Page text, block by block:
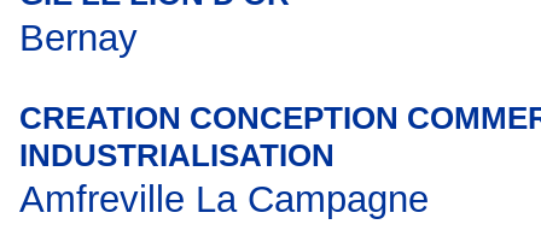
Bernay
CREATION CONCEPTION
INDUSTRIALISATION
Amfreville La Campagne